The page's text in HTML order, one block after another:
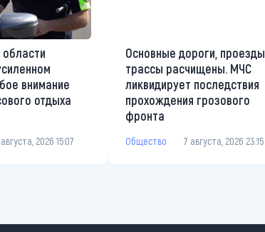
внимание
отдыха
2026 15:07
Основные дороги, проезды,
трассы расчищены. МЧС
ликвидирует последствия
прохождения грозового
фронта
Общество 7 августа, 2026 23:15